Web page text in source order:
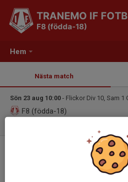
Hem
TRANEMO IF
F8 (födda-18)
Nästa match
Sön 23 aug 10:00 - Flickor Div 10, Sam 1
F8 (födda-18)
Alla tjejer födda 2018 är välkomna
2025 tränar vi tillsammans med